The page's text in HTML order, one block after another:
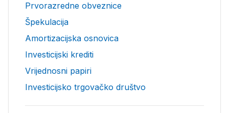
Prvorazredne obveznice
Špekulacija
Amortizacijska osnovica
Investicijski krediti
Vrijednosni papiri
Investicijsko trgovačko društvo